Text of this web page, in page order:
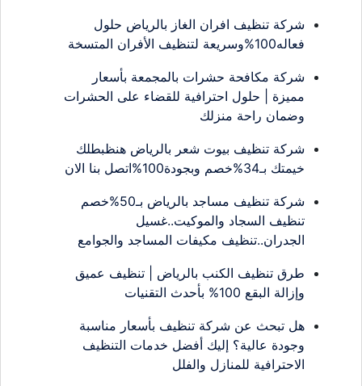
شركة تنظيف افران الغاز بالرياض حلول
فعاله100%وسريعة لتنظيف الأفران المتسخة
شركة مكافحة حشرات بالمجمعة بأسعار
مميزة | حلول احترافية للقضاء على الحشرات
وضمان راحة منزلك
شركة تنظيف بيوت شعر بالرياض هنظبطلك
خيمتك بـ34%خصم وبجودة100%اتصل بنا الان
شركة تنظيف مساجد بالرياض بـ50%خصم
تنظيف السجاد والموكيت..غسيل
الجدران..تنظيف مكيفات المساجد والجوامع
طرق تنظيف الكنب بالرياض | تنظيف عميق
وإزالة البقع 100% بأحدث التقنيات
هل تبحث عن شركة تنظيف بأسعار مناسبة
وجودة عالية؟ إليك أفضل خدمات التنظيف
الاحترافية للمنازل والفلل